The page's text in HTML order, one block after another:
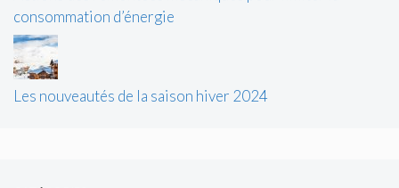
consommation d’énergie
Les nouveautés de la saison hiver 2024